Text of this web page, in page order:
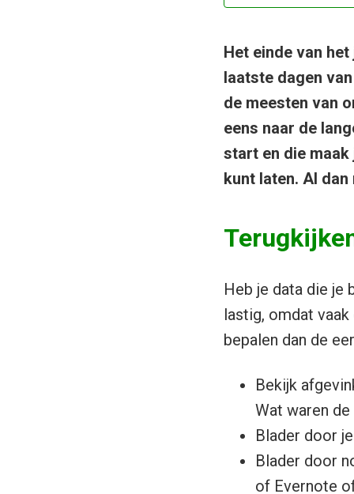
Het einde van
laatste dagen
de meesten van
eens naar de
start en die
kunt laten. Al
Heb je data die je
lastig, omdat
bepalen dan de
Bekijk
Wat waren
Blader door
Blader door
of Evernote